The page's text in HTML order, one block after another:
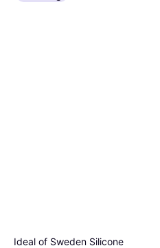
Ideal of Sweden Silicone